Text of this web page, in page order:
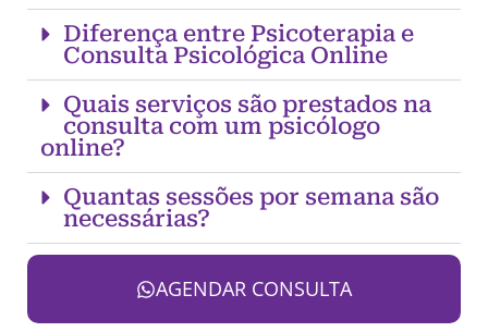
Diferença entre Psicoterapia e
Consulta Psicológica Online
Quais serviços são prestados na
consulta com um psicólogo
online?
Quantas sessões por semana são
necessárias?
AGENDAR CONSULTA